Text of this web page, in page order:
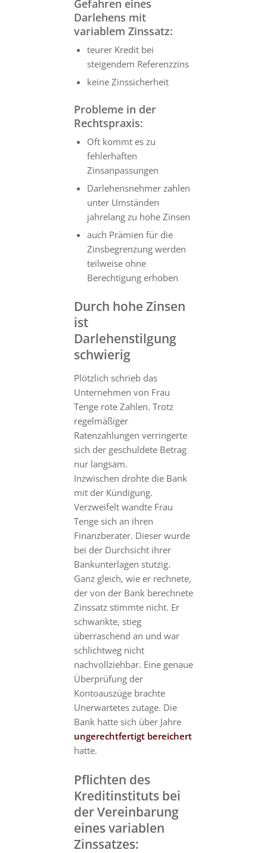
Gefahren eines
Darlehens mit
variablem Zinssatz:
teurer Kredit bei
steigendem Referenzzins
keine Zinssicherheit
Probleme in der
Rechtspraxis:
Oft kommt es zu
fehlerhaften
Zinsanpassungen
Darlehensnehmer zahlen
unter Umständen
jahrelang zu hohe Zinsen
auch Prämien für die
Zinsbegrenzung werden
teilweise ohne
Berechtigung erhoben
Durch hohe Zinsen
ist
Darlehenstilgung
schwierig
Plötzlich schrieb das
Unternehmen von Frau
Tenge rote Zahlen. Trotz
regelmäßiger
Ratenzahlungen verringerte
sich der geschuldete Betrag
nur langsam.
Inzwischen drohte die Bank
mit der Kündigung.
Verzweifelt wandte Frau
Tenge sich an ihren
Finanzberater. Dieser wurde
bei der Durchsicht ihrer
Bankunterlagen stutzig.
Ganz gleich, wie er rechnete,
der von der Bank berechnete
Zinssatz stimmte nicht. Er
schwankte, stieg
überraschend an und war
schlichtweg nicht
nachvollziehbar. Eine genaue
Überprüfung der
Kontoauszüge brachte
Unerwartetes zutage. Die
Bank hatte sich über Jahre
ungerechtfertigt bereichert
hatte.
Pflichten des
Kreditinstituts bei
der Vereinbarung
eines variablen
Zinssatzes: